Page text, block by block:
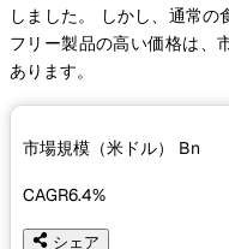
しました。 しかし、通常
フリー製品の高い価格は、
あります。
市場規模（米ドル） Bn
CAGR6.4%
シェア